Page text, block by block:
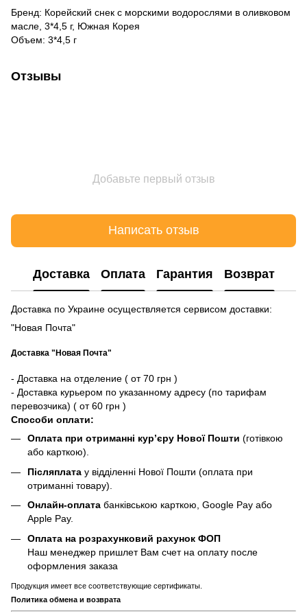
Бренд: Корейский снек с морскими водорослями в оливковом
масле, 3*4,5 г, Южная Корея
Объем: 3*4,5 г
Отзывы
Добавьте первый отзыв
Написать отзыв
Доставка Оплата Гарантия Возврат
Доставка по Украине осуществляется сервисом доставки:
"Новая Почта"
Доставка "Новая Почта"
- Доставка на отделение ( от 70 грн )
- Доставка курьером по указанному адресу (по тарифам
перевозчика) ( от 60 грн )
Способи оплати:
Оплата при отриманні кур’єру Нової Пошти (готівкою
або карткою).
Післяплата у відділенні Нової Пошти (оплата при
отриманні товару).
Онлайн-оплата банківською карткою, Google Pay або
Apple Pay.
Оплата на розрахунковий рахунок ФОП
Наш менеджер пришлет Вам счет на оплату после
оформления заказа
Продукция имеет все соответствующие сертификаты.
Политика обмена и возврата